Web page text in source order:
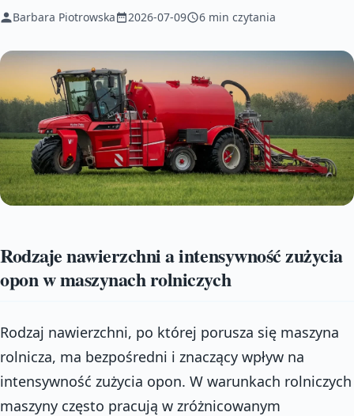
Barbara Piotrowska 2026-07-09 6 min czytania
Rodzaje nawierzchni a intensywność zużycia
opon w maszynach rolniczych
Rodzaj nawierzchni, po której porusza się maszyna
rolnicza, ma bezpośredni i znaczący wpływ na
intensywność zużycia opon. W warunkach rolniczych
maszyny często pracują w zróżnicowanym